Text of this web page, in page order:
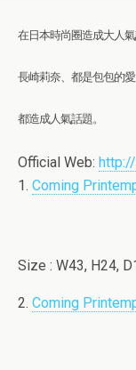
在日本時尚圈造成大人氣
長崎莉奈、都是包包的
都造成人氣話題。
Official Web:
1. Coming
Size : W43, H24,
2. Coming